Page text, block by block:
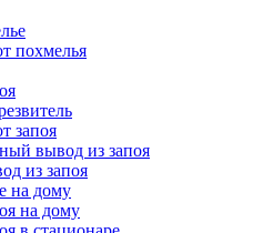
похмелья
запоя
вывод из запоя
из запоя
на дому
на дому